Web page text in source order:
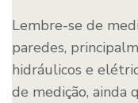
Lembre-se de
paredes,
hidráulicos e
de medição, ainda